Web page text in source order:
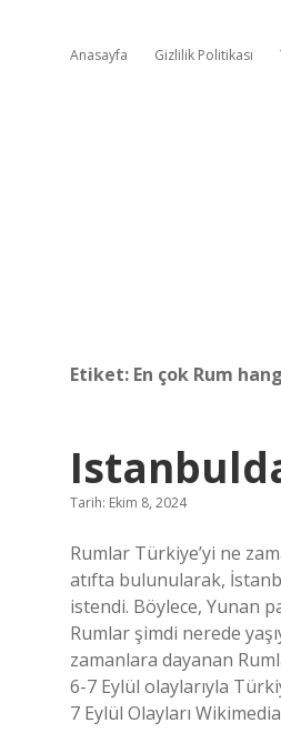
Anasayfa Gizlilik Politikası
Etiket: En çok Rum
Tarih: Ekim 8, 2024
Rumlar Türkiye’yi ne
atıfta bulunularak,
istendi. Böylece, Yunan
Rumlar şimdi nerede
zamanlara dayanan
6-7 Eylül olaylarıyla
7 Eylül Olayları